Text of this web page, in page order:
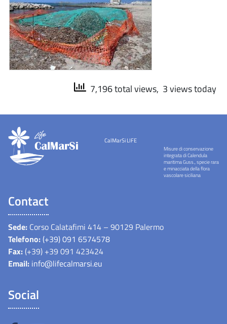
7,196 total views, 3 views today
CalMarSi LIFE
Misure di conservazione
integrata di Calendula
maritima Guss., specie rara
e minacciata della flora
vascolare siciliana
Contact
Sede: Corso Calatafimi 414 – 90129 Palermo
Telefono:(+39) 091 6574578
Fax:(+39) +39 091 423424
Email: info@lifecalmarsi.eu
Social